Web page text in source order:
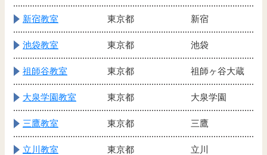
新宿教室 東京都 新宿
池袋教室 東京都 池袋
祖師谷教室 東京都 祖師ヶ谷大蔵
大泉学園教室 東京都 大泉学園
三鷹教室 東京都 三鷹
立川教室 東京都 立川